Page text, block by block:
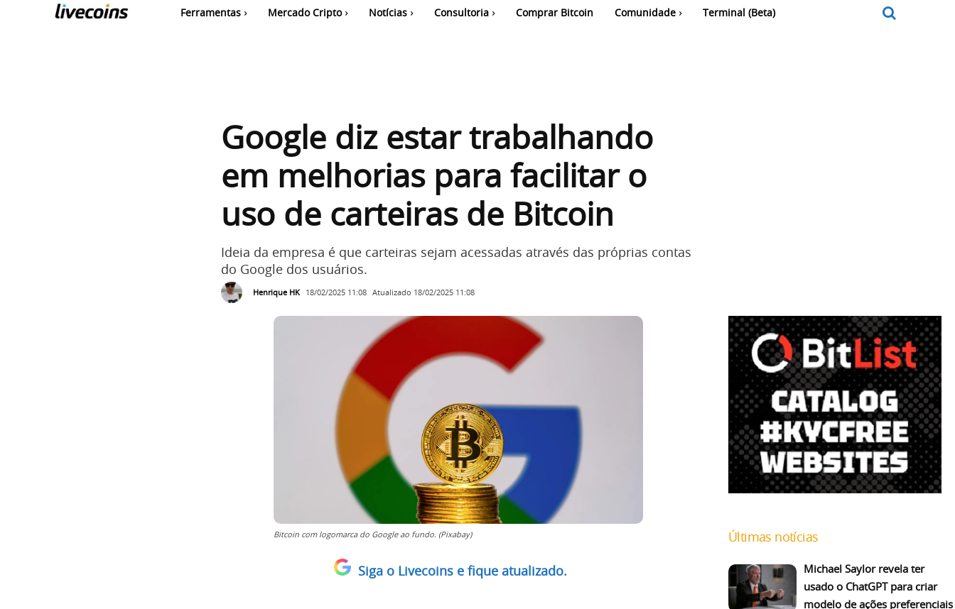
Ferramentas Mercado Cripto Notícias Consultoria Comprar Bitcoin Comunidade Terminal (Beta)
Google diz estar trabalhando
em melhorias para facilitar o
uso de carteiras de Bitcoin
Ideia da empresa é que carteiras sejam acessadas através das próprias contas
do Google dos usuários.
Henrique HK 18/02/2025 11:08 Atualizado 18/02/2025 11:08
Bitcoin com logomarca do Google ao fundo. (Pixabay)
Siga o Livecoins e fique atualizado.
Últimas notícias
Michael Saylor revela ter
usado o ChatGPT para criar
modelo de ações preferenciais